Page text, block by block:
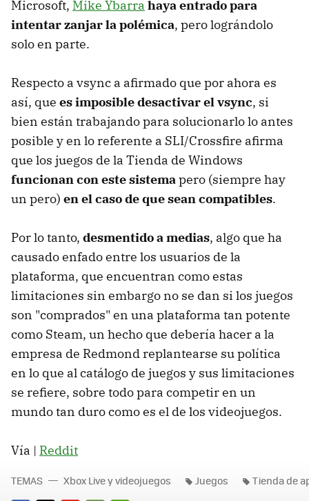
Microsoft, Mike Ybarra haya entrado para
intentar zanjar la polémica, pero lográndolo
solo en parte.
Respecto a vsync a afirmado que por ahora es
así, que es imposible desactivar el vsync, si
bien están trabajando para solucionarlo lo antes
posible y en lo referente a SLI/Crossfire afirma
que los juegos de la Tienda de Windows
funcionan con este sistema pero (siempre hay
un pero) en el caso de que sean compatibles.
Por lo tanto, desmentido a medias, algo que ha
causado enfado entre los usuarios de la
plataforma, que encuentran como estas
limitaciones sin embargo no se dan si los juegos
son "comprados" en una plataforma tan potente
como Steam, un hecho que debería hacer a la
empresa de Redmond replantearse su política
en lo que al catálogo de juegos y sus limitaciones
se refiere, sobre todo para competir en un
mundo tan duro como es el de los videojuegos.
Vía | Reddit
TEMAS Xbox Live y videojuegos Juegos Tienda de